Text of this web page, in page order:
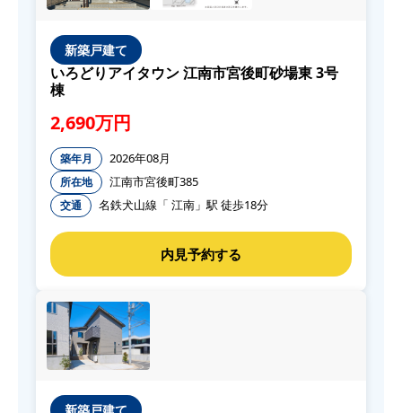
新築戸建て
いろどりアイタウン 江南市宮後町砂場東 3号
棟
2,690万円
築年月 2026年08月
所在地 江南市宮後町385
交通 名鉄犬山線「 江南」駅 徒歩18分